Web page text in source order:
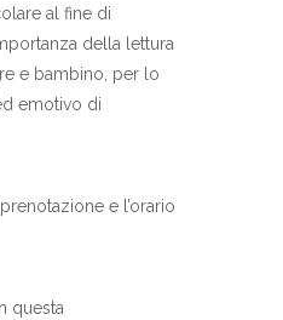
al fine di
della lettura
e bambino, per lo
emotivo di
e l’orario
questa